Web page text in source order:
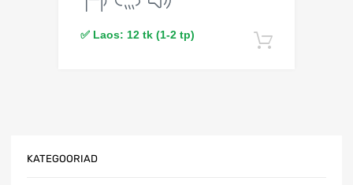
✅ Laos: 12 tk (1-2 tp)
KATEGOORIAD